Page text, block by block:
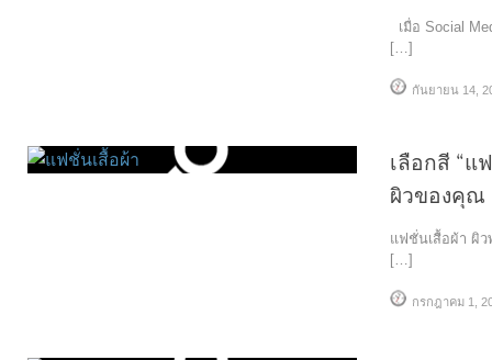
เมื่อ Social
[…]
กันยายน 14,
เลือกสี “แ
ผิวของคุณ
แฟชั่นเสื้อผ้า ผิ
[…]
กรกฎาคม 1,